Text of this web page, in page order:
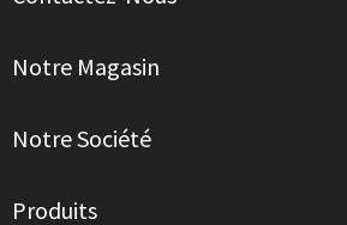
Notre Magasin
Notre Société
Produits